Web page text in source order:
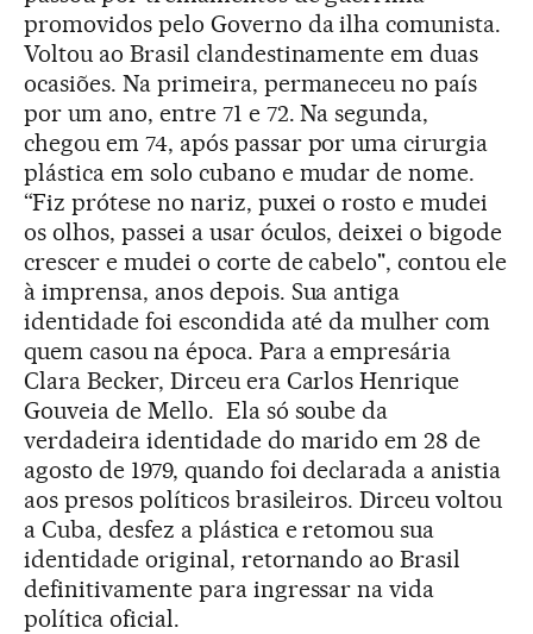
promovidos pelo Governo da ilha comunista.
Voltou ao Brasil clandestinamente em duas
ocasiões. Na primeira, permaneceu no país
por um ano, entre 71 e 72. Na segunda,
chegou em 74, após passar por uma cirurgia
plástica em solo cubano e mudar de nome.
“Fiz prótese no nariz, puxei o rosto e mudei
os olhos, passei a usar óculos, deixei o bigode
crescer e mudei o corte de cabelo", contou ele
à imprensa, anos depois. Sua antiga
identidade foi escondida até da mulher com
quem casou na época. Para a empresária
Clara Becker, Dirceu era Carlos Henrique
Gouveia de Mello. Ela só soube da
verdadeira identidade do marido em 28 de
agosto de 1979, quando foi declarada a anistia
aos presos políticos brasileiros. Dirceu voltou
a Cuba, desfez a plástica e retomou sua
identidade original, retornando ao Brasil
definitivamente para ingressar na vida
política oficial.